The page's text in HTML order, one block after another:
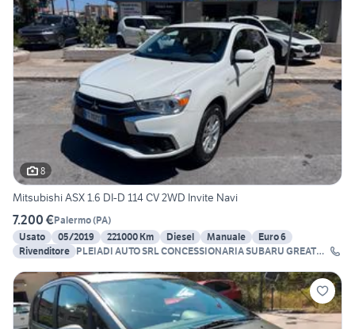
8
Mitsubishi ASX 1.6 DI-D 114 CV 2WD Invite Navi
7.200 €Palermo(PA)
Usato
05/2019 221000 Km Diesel Manuale
Euro 6
Rivenditore PLEIADI AUTO SRL CONCESSIONARIA SUBARU GREAT